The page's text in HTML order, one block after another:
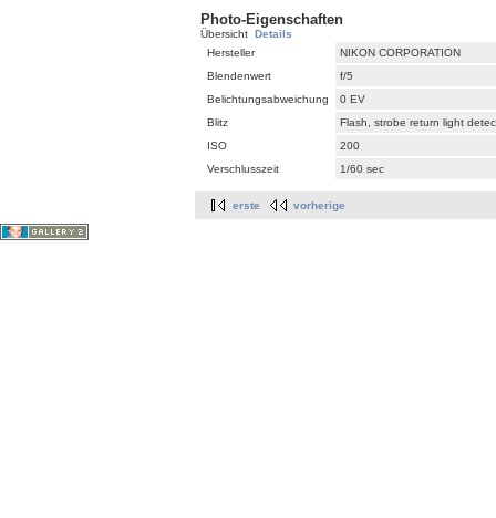
Photo-Eigenschaften
Übersicht Details
Hersteller
NIKON CORPORATION
Blendenwert
f/5
Belichtungsabweichung
0 EV
Blitz
Flash, strobe return light
ISO
200
Verschlusszeit
1/60 sec
erste vorherige